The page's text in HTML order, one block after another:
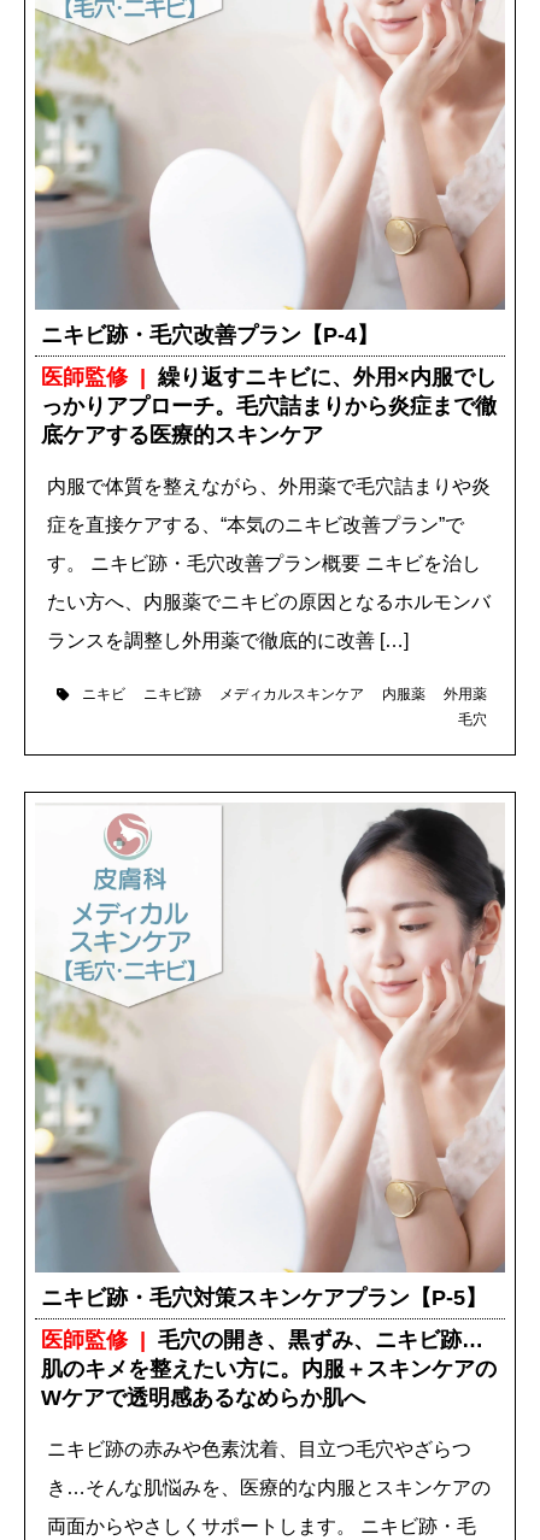
ニキビ跡・毛穴改善プラン【P-4】
医師監修
繰り返すニキビに、外用×内服でし
っかりアプローチ。毛穴詰まりから炎症まで徹
底ケアする医療的スキンケア
内服で体質を整えながら、外用薬で毛穴詰まりや炎
症を直接ケアする、“本気のニキビ改善プラン”で
す。 ニキビ跡・毛穴改善プラン概要 ニキビを治し
たい方へ、内服薬でニキビの原因となるホルモンバ
ランスを調整し外用薬で徹底的に改善 […]
ニキビ ニキビ跡 メディカルスキンケア 内服薬
外用薬
毛穴
ニキビ跡・毛穴対策スキンケアプラン【P-5】
医師監修
毛穴の開き、黒ずみ、ニキビ跡…
肌のキメを整えたい方に。内服＋スキンケアの
Wケアで透明感あるなめらか肌へ
ニキビ跡の赤みや色素沈着、目立つ毛穴やざらつ
き…そんな肌悩みを、医療的な内服とスキンケアの
両面からやさしくサポートします。 ニキビ跡・毛